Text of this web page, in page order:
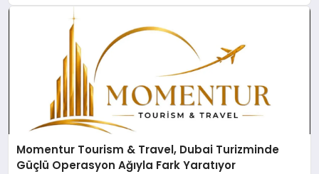
Momentur Tourism & Travel, Dubai Turizminde
Güçlü Operasyon Ağıyla Fark Yaratıyor